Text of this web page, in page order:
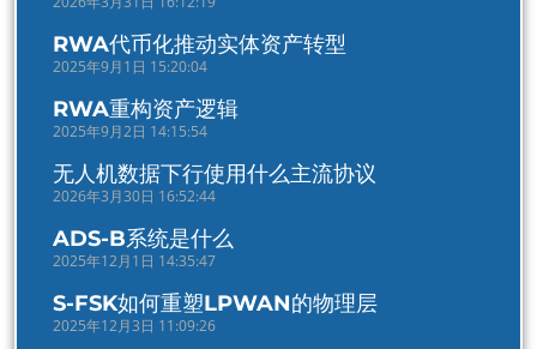
RWA代币化推动实体资产转型
2025年9月1日 15:20:04
RWA重构资产逻辑
2025年9月2日 14:15:54
无人机数据下行使用什么主流协议
2026年3月30日 16:52:44
ADS-B系统是什么
2025年12月1日 14:35:47
S-FSK如何重塑LPWAN的物理层
2025年12月3日 11:09:26